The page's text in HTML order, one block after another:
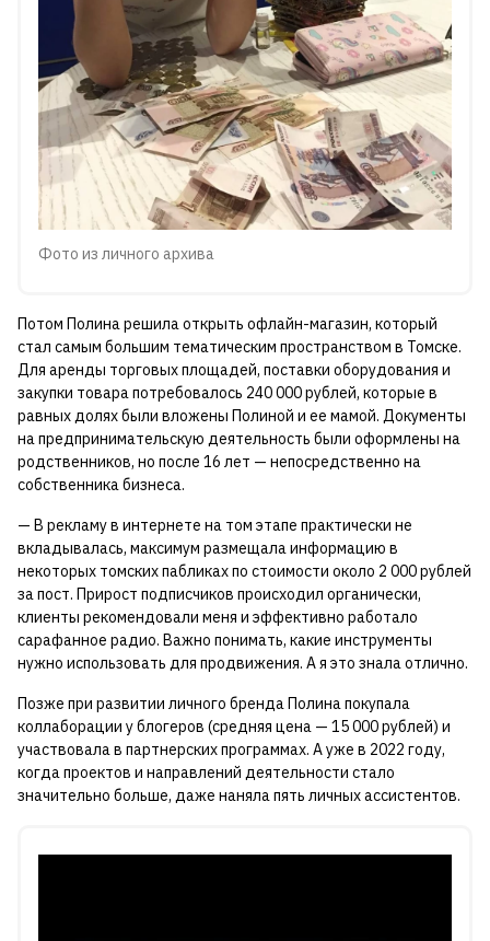
Фото из личного архива
Потом Полина решила открыть офлайн-магазин, который
стал самым большим тематическим пространством в Томске.
Для аренды торговых площадей, поставки оборудования и
закупки товара потребовалось 240 000 рублей, которые в
равных долях были вложены Полиной и ее мамой. Документы
на предпринимательскую деятельность были оформлены на
родственников, но после 16 лет — непосредственно на
собственника бизнеса.
— В рекламу в интернете на том этапе практически не
вкладывалась, максимум размещала информацию в
некоторых томских пабликах по стоимости около 2 000 рублей
за пост. Прирост подписчиков происходил органически,
клиенты рекомендовали меня и эффективно работало
сарафанное радио. Важно понимать, какие инструменты
нужно использовать для продвижения. А я это знала отлично.
Позже при развитии личного бренда Полина покупала
коллаборации у блогеров (средняя цена — 15 000 рублей) и
участвовала в партнерских программах. А уже в 2022 году,
когда проектов и направлений деятельности стало
значительно больше, даже наняла пять личных ассистентов.